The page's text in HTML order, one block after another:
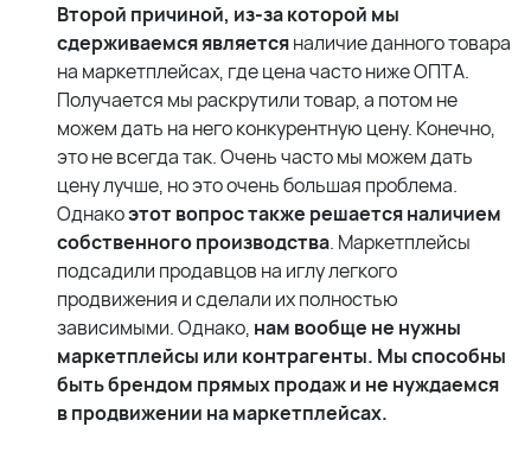
Второй причиной, из-за которой мы
сдерживаемся являетсяналичие данного товара
на маркетплейсах, где цена часто ниже ОПТА.
Получается мы раскрутили товар, а потом не
можем дать на него конкурентную цену. Конечно,
это не всегда так. Очень часто мы можем дать
цену лучше, но это очень большая проблема.
Однакоэтот вопрос также решается наличием
собственного производства. Маркетплейсы
подсадили продавцов на иглу легкого
продвижения и сделали их полностью
зависимыми. Однако, нам вообще не нужны
маркетплейсы или контрагенты. Мы способны
быть брендом прямых продаж и не нуждаемся
в продвижении на маркетплейсах.